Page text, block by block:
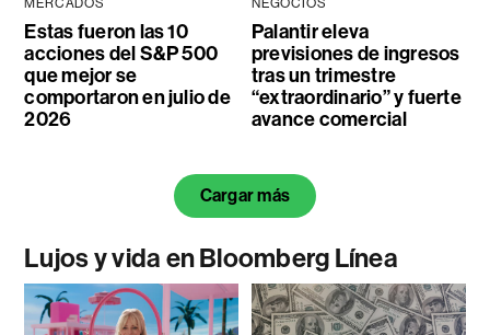
MERCADOS
Estas fueron las 10
acciones del S&P 500
que mejor se
comportaron en julio de
2026
NEGOCIOS
Palantir eleva
previsiones de ingresos
tras un trimestre
“extraordinario” y fuerte
avance comercial
Cargar más
Lujos y vida en Bloomberg Línea